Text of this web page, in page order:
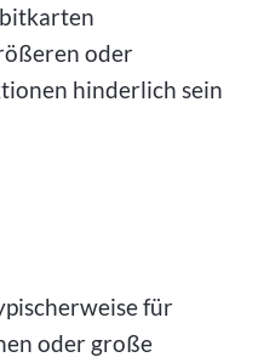
oder
hinderlich sein
für
oder große